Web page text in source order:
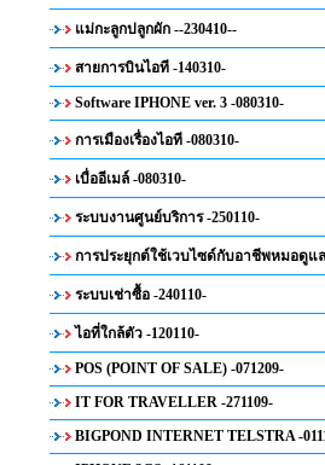
แม่กะลูกปลูกผัก --230410--
สายการบินไอที -140310-
Software IPHONE ver. 3 -080310-
การเมืองเรื่องไอที -080310-
เบื่ออีเมล์ -080310-
ระบบงานศูนย์บริการ -250110-
การประยุกต์ใช้เวบไซด์กับอาชีพหมอดูแ
ระบบเช่าซื้อ -240110-
ไอที่ใกล้ตัว -120110-
POS (POINT OF SALE) -071209-
IT FOR TRAVELLER -271109-
BIGPOND INTERNET TELSTRA -